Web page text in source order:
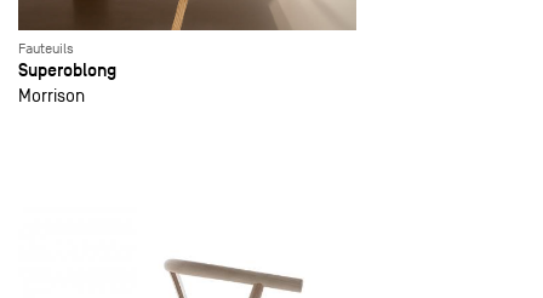
Fauteuils
Superoblong
Morrison